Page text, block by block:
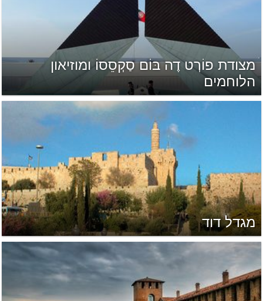
מצודת פוֹרְט דֶה בּוֹם סַקְסֵסוֹ ומוזיאון
הלוחמים
מגדל דוד